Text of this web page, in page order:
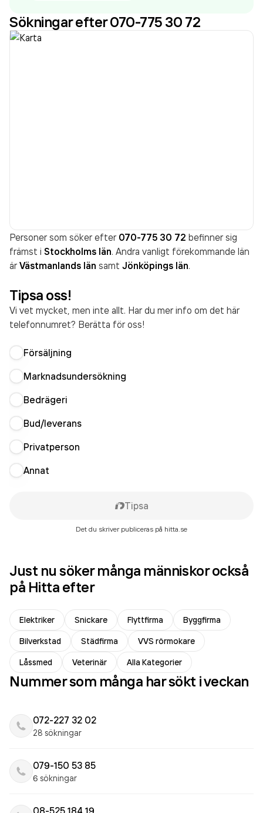
Sökningar efter 070-775 30 72
Personer som söker efter 070-775 30 72 befinner sig
främst i Stockholms län. Andra vanligt förekommande län
är Västmanlands län samt Jönköpings län.
Tipsa oss!
Vi vet mycket, men inte allt. Har du mer info om det här
telefonnumret? Berätta för oss!
Försäljning
Marknadsundersökning
Bedrägeri
Bud/leverans
Privatperson
Annat
Tipsa
Det du skriver publiceras på hitta.se
Just nu söker många människor också
på Hitta efter
Elektriker Snickare Flyttfirma
Byggfirma
Bilverkstad
Städfirma
VVS rörmokare
Låssmed
Veterinär Alla Kategorier
Nummer som många har sökt i veckan
072-227 32 02
28 sökningar
079-150 53 85
6 sökningar
08-525 184 19